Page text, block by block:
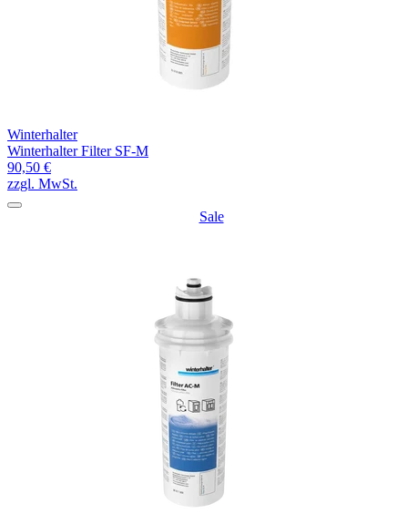
Winterhalter
Winterhalter Filter SF-M
90,50 €
zzgl. MwSt.
Sale